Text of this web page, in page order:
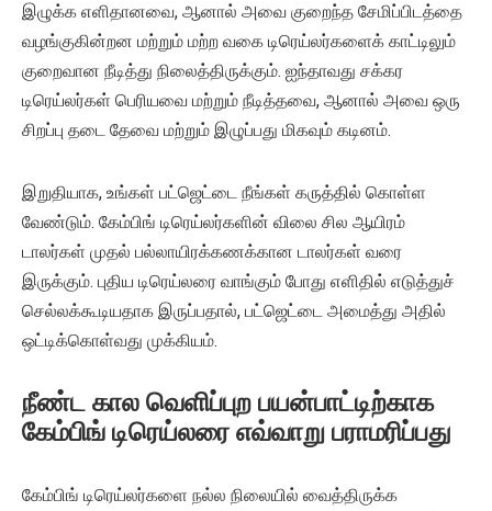
இழுக்க எளிதானவை, ஆனால் அவை குறைந்த சேமிப்பிடத்தை
வழங்குகின்றன மற்றும் மற்ற வகை டிரெய்லர்களைக் காட்டிலும்
குறைவான நீடித்து நிலைத்திருக்கும். ஐந்தாவது சக்கர
டிரெய்லர்கள் பெரியவை மற்றும் நீடித்தவை, ஆனால் அவை ஒரு
சிறப்பு தடை தேவை மற்றும் இழுப்பது மிகவும் கடினம்.
இறுதியாக, உங்கள் பட்ஜெட்டை நீங்கள் கருத்தில் கொள்ள
வேண்டும். கேம்பிங் டிரெய்லர்களின் விலை சில ஆயிரம்
டாலர்கள் முதல் பல்லாயிரக்கணக்கான டாலர்கள் வரை
இருக்கும். புதிய டிரெய்லரை வாங்கும் போது எளிதில் எடுத்துச்
செல்லக்கூடியதாக இருப்பதால், பட்ஜெட்டை அமைத்து அதில்
ஒட்டிக்கொள்வது முக்கியம்.
நீண்ட கால வெளிப்புற பயன்பாட்டிற்காக
கேம்பிங் டிரெய்லரை எவ்வாறு பராமரிப்பது
கேம்பிங் டிரெய்லர்களை நல்ல நிலையில் வைத்திருக்க